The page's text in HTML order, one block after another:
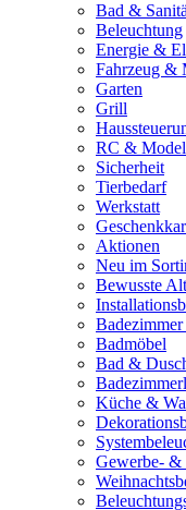
Bad &
Beleuchtung
Energie &
Fahrzeug &
Garten
Grill
RC &
Sicherheit
Tierbedarf
Werkstatt
Aktionen
Neu im
Bewusste
Badezimmer
Badmöbel
Bad &
Küche &
Gewerbe- &